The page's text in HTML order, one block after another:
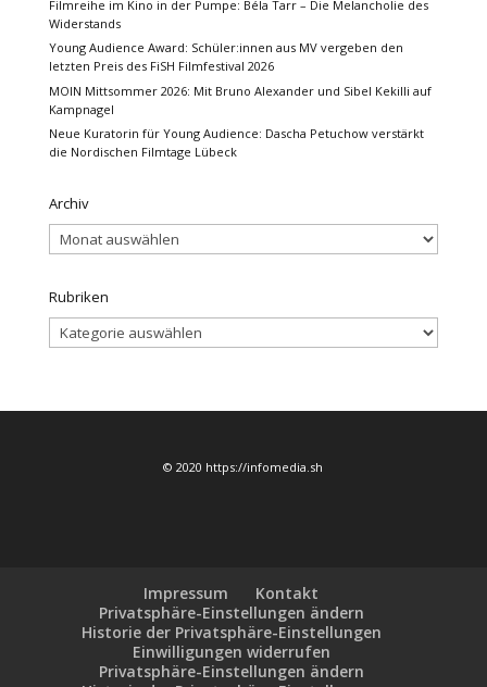
Filmreihe im Kino in der Pumpe: Béla Tarr – Die Melancholie des
Widerstands
Young Audience Award: Schüler:innen aus MV vergeben den
letzten Preis des FiSH Filmfestival 2026
MOIN Mittsommer 2026: Mit Bruno Alexander und Sibel Kekilli auf
Kampnagel
Neue Kuratorin für Young Audience: Dascha Petuchow verstärkt
die Nordischen Filmtage Lübeck
Archiv
Archiv
Rubriken
Rubriken
© 2020 https://infomedia.sh
Impressum
Kontakt
Privatsphäre-Einstellungen ändern
Historie der Privatsphäre-Einstellungen
Einwilligungen widerrufen
Privatsphäre-Einstellungen ändern